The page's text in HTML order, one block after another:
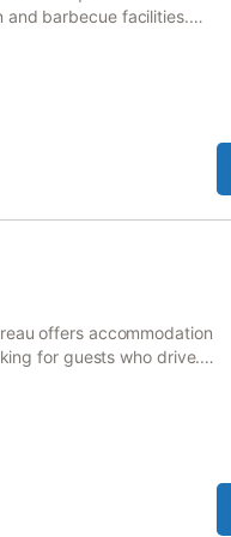
and barbecue facilities.
parking.
offers accommodation
for guests who drive.
guests with a water